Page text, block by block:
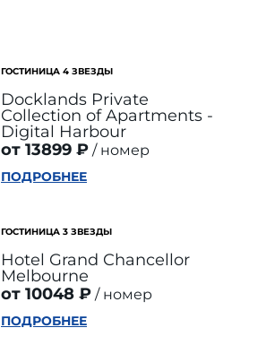
ГОСТИНИЦА 4 ЗВЕЗДЫ
Docklands Private
Collection of Apartments -
Digital Harbour
от 13899 ₽
номер
ПОДРОБНЕЕ
ГОСТИНИЦА 3 ЗВЕЗДЫ
Hotel Grand Chancellor
Melbourne
от 10048 ₽
номер
ПОДРОБНЕЕ